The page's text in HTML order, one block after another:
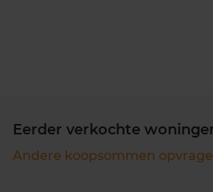
Eerder verkochte
Andere koopsommen